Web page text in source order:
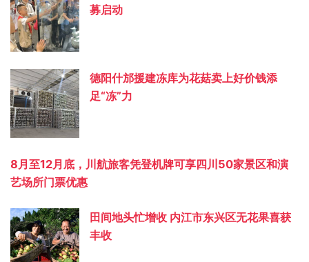
募启动
德阳什邡援建冻库为花菇卖上好价钱添
足“冻”力
8月至12月底，川航旅客凭登机牌可享四川50家景区和演
艺场所门票优惠
田间地头忙增收 内江市东兴区无花果喜获
丰收